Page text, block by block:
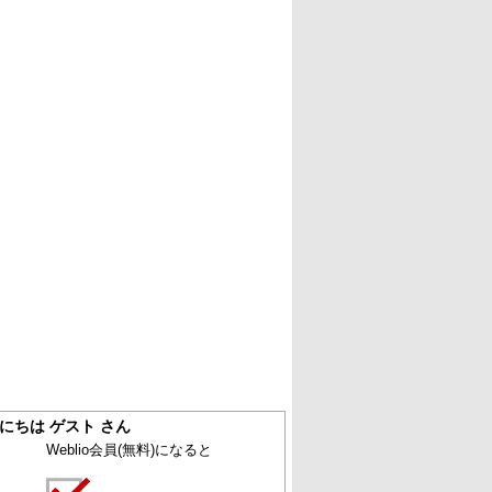
ちは ゲスト さん
Weblio会員(無料)になると